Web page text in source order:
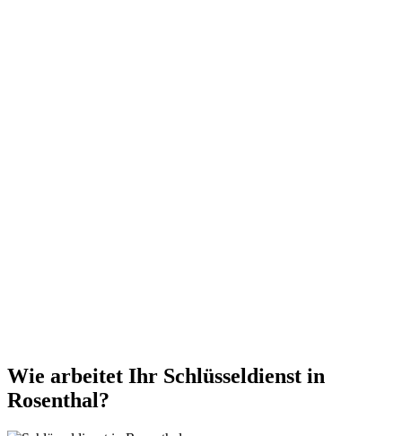
Wie arbeitet Ihr Schlüsseldienst in
Rosenthal?